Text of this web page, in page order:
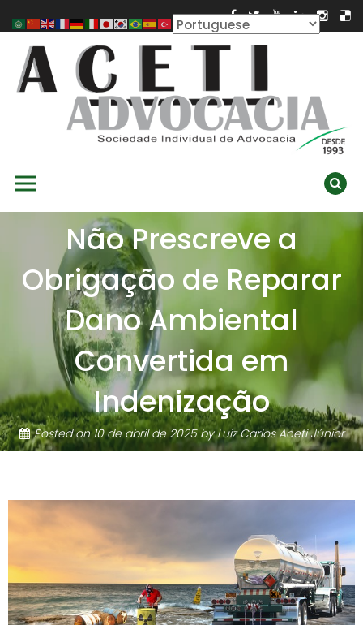
to
content
Não Prescreve a
Obrigação de Reparar
Dano Ambiental
Convertida em
Indenização
Posted on10 de abril de 2025byLuiz Carlos Aceti Júnior